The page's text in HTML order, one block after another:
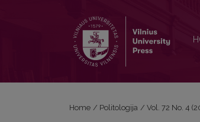
Home / Politologija / Vol. 72 No. 4